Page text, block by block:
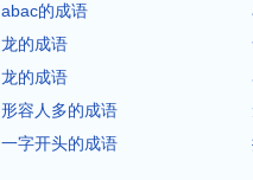
abac的成语
龙的成语
龙的成语
形容人多的成语
一字开头的成语